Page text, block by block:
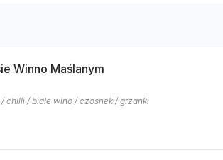
Winno Maślanym
chilli / białe wino / czosnek / grzanki